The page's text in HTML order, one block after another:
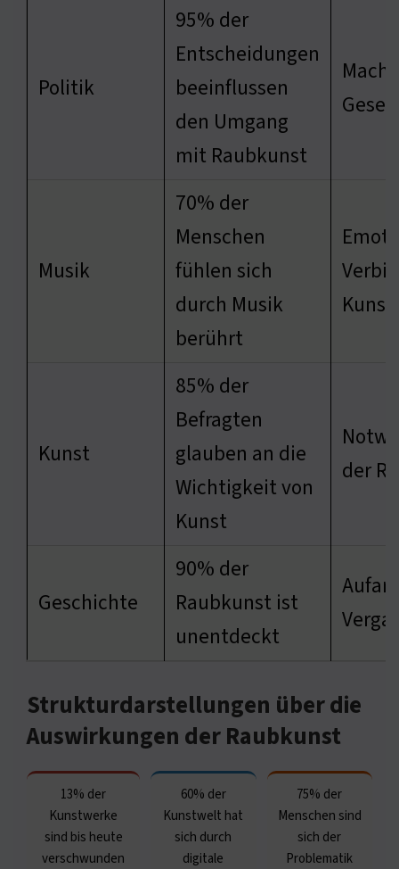
Politik
95% der
Entscheidungen
beeinflussen
den Umgang
mit Raubkunst
Musik
70% der
Menschen
fühlen sich
durch Musik
berührt
Kunst
Kunst
85% der
Befragten
glauben an die
Wichtigkeit von
Kunst
der
Geschichte
90% der
Raubkunst ist
unentdeckt
Strukturdarstellungen über die
Auswirkungen der Raubkunst
13% der
Kunstwerke
sind bis heute
verschwunden
60% der
Kunstwelt hat
sich durch
digitale
75% der
Menschen sind
sich der
Problematik